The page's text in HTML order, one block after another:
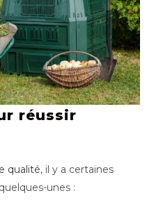
réussir
qualité, il y a certaines
unes :